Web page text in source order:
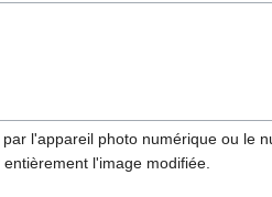
l'appareil photo numérique ou le
l'image modifiée.